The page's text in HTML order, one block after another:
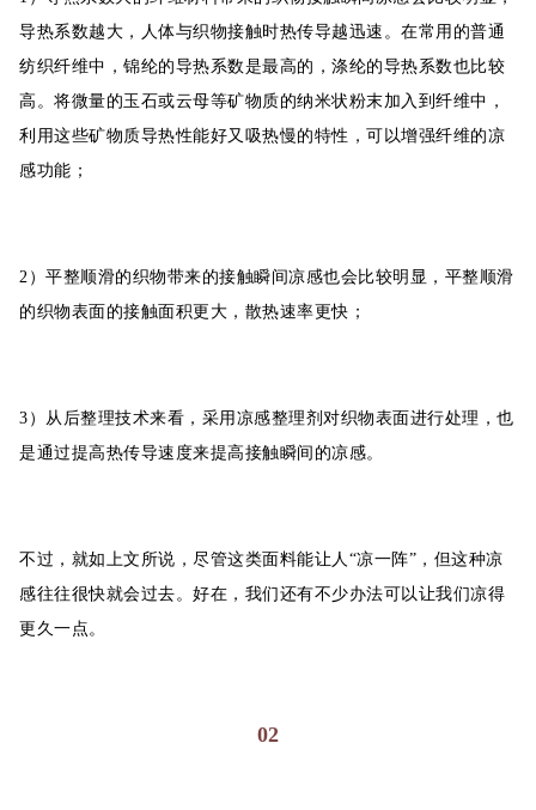
导热系数越大，人体与织物接触时热传导越迅速。在常用的普通
纺织纤维中，锦纶的导热系数是最高的，涤纶的导热系数也比较
高。将微量的玉石或云母等矿物质的纳米状粉末加入到纤维中，
利用这些矿物质导热性能好又吸热慢的特性，可以增强纤维的凉
感功能；
2）平整顺滑的织物带来的接触瞬间凉感也会比较明显，平整顺滑
的织物表面的接触面积更大，散热速率更快；
3）从后整理技术来看，采用凉感整理剂对织物表面进行处理，也
是通过提高热传导速度来提高接触瞬间的凉感。
不过，就如上文所说，尽管这类面料能让人“凉一阵”，但这种凉
感往往很快就会过去。好在，我们还有不少办法可以让我们凉得
更久一点。
02